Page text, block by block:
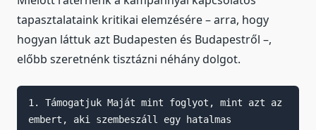
tapasztalataink kritikai elemzésére – arra, hogy
hogyan láttuk azt Budapesten és Budapestről –,
előbb szeretnénk tisztázni néhány dolgot.
1. Támogatjuk Maját mint foglyot, mint azt az
embert, aki szembeszáll egy hatalmas